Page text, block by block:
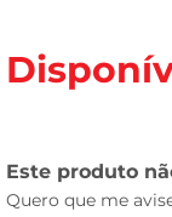
leite
celular